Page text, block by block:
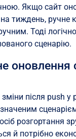
Якщо сайт
на тиждень, ручне
Тоді
сценарію.
оновлення
після push
розгортання
й потрібно